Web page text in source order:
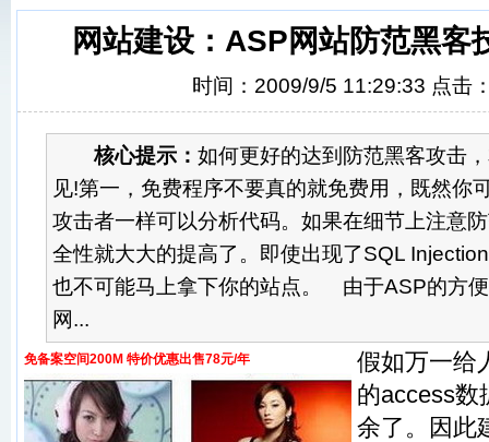
网站建设：ASP网站防范黑客
时间：2009/9/5 11:29:33 点击
核心提示： 如何更好的达到防范黑客攻击
见!第一，免费程序不要真的就免费用，既然你
攻击者一样可以分析代码。如果在细节上注意
全性就大大的提高了。即使出现了SQL
也不可能马上拿下你的站点。 由于ASP的方
网...
免备案空间200M 特价优惠出售78元/年
假如万一给
的access数
余了。因此